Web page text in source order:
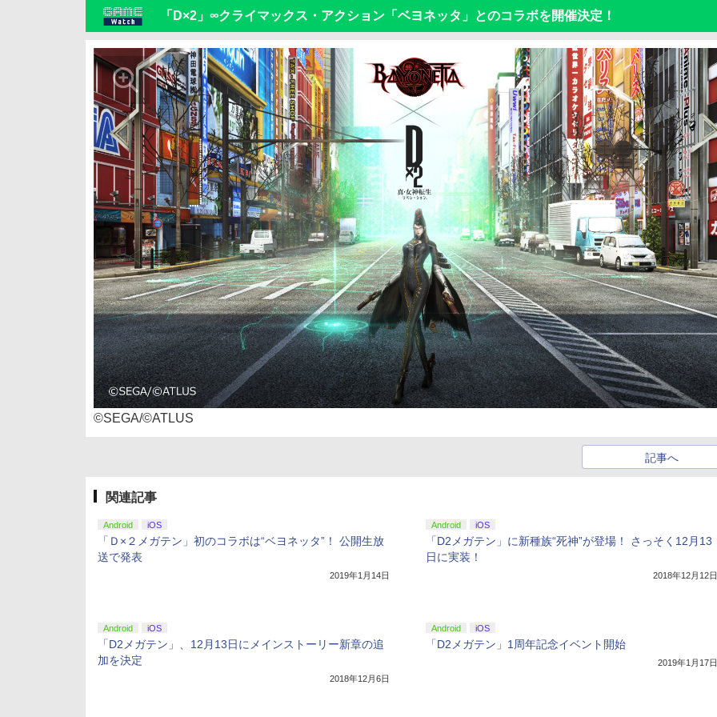
「D×2」∞クライマックス・アクション「ベヨネッタ」とのコラボを開催決定！
©SEGA/©ATLUS
記事へ
関連記事
Android iOS
「Ｄ×２メガテン」初のコラボは“ベヨネッタ”！ 公開生放
送で発表
2019年1月14日
Android iOS
「D2メガテン」に新種族“死神”が登場！ さっそく12月13
日に実装！
2018年12月12日
Android iOS
「D2メガテン」、12月13日にメインストーリー新章の追
加を決定
2018年12月6日
Android iOS
「D2メガテン」1周年記念イベント開始
2019年1月17日